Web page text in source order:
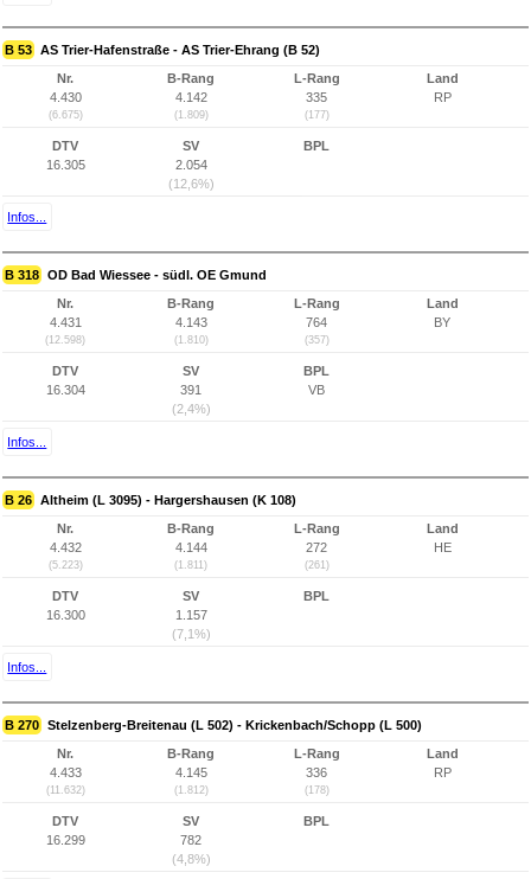
B 53 AS Trier-Hafenstraße - AS Trier-Ehrang (B 52)
Nr.
4.430
(6.675)
B-Rang
4.142
(1.809)
L-Rang
335
(177)
Land
RP
DTV
16.305
SV
2.054
(12,6%)
BPL
Infos...
B 318 OD Bad Wiessee - südl. OE Gmund
Nr.
4.431
(12.598)
B-Rang
4.143
(1.810)
L-Rang
764
(357)
Land
BY
DTV
16.304
SV
391
(2,4%)
BPL
VB
Infos...
B 26 Altheim (L 3095) - Hargershausen (K 108)
Nr.
4.432
(5.223)
B-Rang
4.144
(1.811)
L-Rang
272
(261)
Land
HE
DTV
16.300
SV
1.157
(7,1%)
BPL
Infos...
B 270 Stelzenberg-Breitenau (L 502) - Krickenbach/Schopp (L 500)
Nr.
4.433
(11.632)
B-Rang
4.145
(1.812)
L-Rang
336
(178)
Land
RP
DTV
16.299
SV
782
(4,8%)
BPL